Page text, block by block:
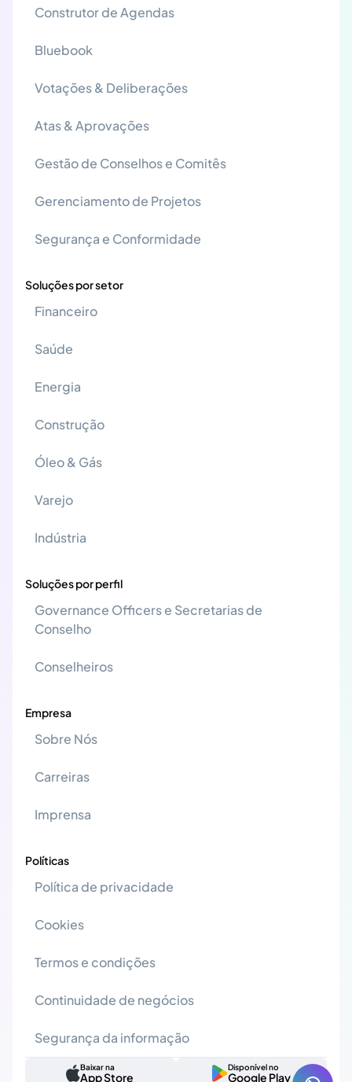
Construtor de Agendas
Bluebook
Votações & Deliberações
Atas & Aprovações
Gestão de Conselhos e Comitês
Gerenciamento de Projetos
Segurança e Conformidade
Soluções por setor
Financeiro
Saúde
Energia
Construção
Óleo & Gás
Varejo
Indústria
Soluções por perfil
Governance Officers e Secretarias de
Conselho
Conselheiros
Empresa
Sobre Nós
Carreiras
Imprensa
Políticas
Política de privacidade
Cookies
Termos e condições
Continuidade de negócios
Segurança da informação
Baixar na
App Store
Disponível no
Google Play